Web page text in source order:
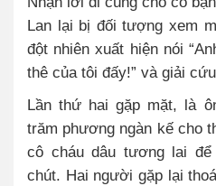
Lan lại bị đối tượng xem
đột nhiên xuất hiện nói
thê của tôi đấy!” và giải
Lần thứ hai gặp mặt, là
trăm phương ngàn kế cho
cô cháu dâu tương lai
chút. Hai người gặp lại